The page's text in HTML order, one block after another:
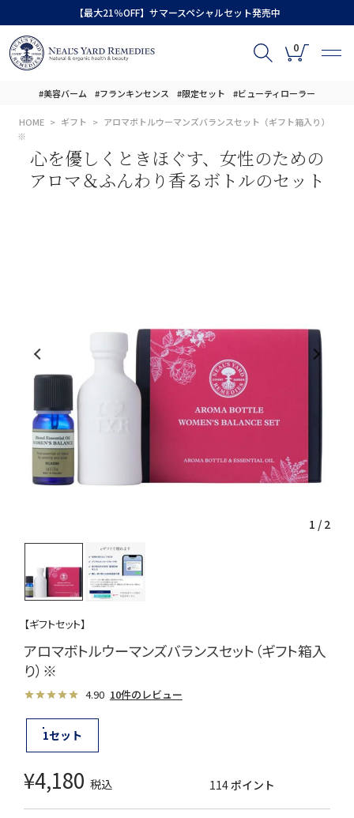
【最大21％OFF】サマースペシャルセット発売中
0
#美容バーム #フランキンセンス #限定セット #ビューティローラー
HOME ギフト
アロマボトルウーマンズバランスセット（ギフト箱入り）
※
心を優しくときほぐす、女性のための
アロマ＆ふんわり香るボトルのセット
1 / 2
【ギフトセット】
アロマボトルウーマンズバランスセット（ギフト箱入
り）※
4.90 10件のレビュー
1セット
¥4,180 税込 114ポイント